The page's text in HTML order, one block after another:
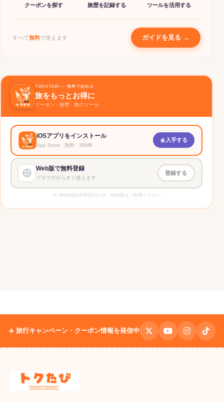
クーポンを探す 旅歴を記録する ツールを活用する
すべて無料で使えます ガイドを見る →
TOKUTABI — 無料で始める
旅をもっとお得に
クーポン · 旅歴 · 旅のツール
iOSアプリをインストール
App Store · 無料 · 39MB
入手する
Web版で無料登録
ブラウザからすぐ使えます
登録する
※ Androidは非対応のため、Web版をご利用ください
✈️ 旅行キャンペーン・クーポン情報を発信中